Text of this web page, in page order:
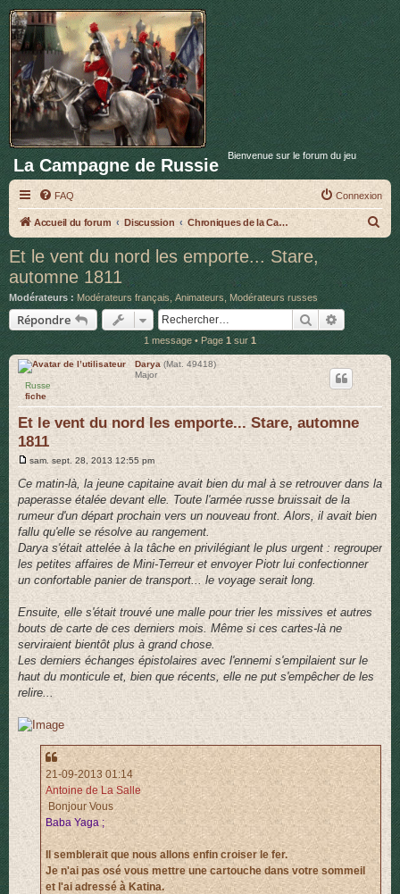
La Campagne de Russie Bienvenue sur le forum du jeu
FAQ Connexion
Accueil du forum Discussion Chroniques de la Campagne de Russie
e
c
c
h
r
Et le vent du nord les emporte... Stare,
automne 1811
Modérateurs : Modérateurs français,Animateurs ,Modérateurs russes
Répondre Rechercher
1 message • Page 1 sur1
Darya (Mat. 49418)
Major
Russe
fiche
Et le vent du nord les emporte... Stare, automne
1811
M
s
a
g
e
sam. sept. 28, 2013 12:55 pm
Ce matin-là, la jeune capitaine avait bien du mal à se retrouver dans la
paperasse étalée devant elle. Toute l'armée russe bruissait de la
rumeur d'un départ prochain vers un nouveau front. Alors, il avait bien
fallu qu'elle se résolve au rangement.
Darya s'était attelée à la tâche en privilégiant le plus urgent : regrouper
les petites affaires de Mini-Terreur et envoyer Piotr lui confectionner
un confortable panier de transport... le voyage serait long.
Ensuite, elle s'était trouvé une malle pour trier les missives et autres
bouts de carte de ces derniers mois. Même si ces cartes-là ne
serviraient bientôt plus à grand chose.
Les derniers échanges épistolaires avec l'ennemi s'empilaient sur le
haut du monticule et, bien que récents, elle ne put s'empêcher de les
relire...
21-09-2013 01:14
Antoine de La Salle
Bonjour Vous
Baba Yaga ;
Il semblerait que nous allons enfin croiser le fer.
Je n'ai pas osé vous mettre une cartouche dans votre sommeil
et l'ai adressé à Katina.